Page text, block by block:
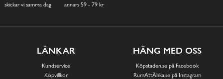
skickar vi samma dag
annars 59 - 79 kr
LÄNKAR
Kundservice
Köpvillkor
HÄNG MED OSS
Köpstaden.se på Facebook
RumAttÄlska.se på Instagram